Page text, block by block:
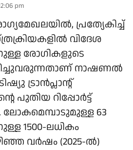
pm
പ്രത്യേകിച്ച്
വിദേശ
രോഗികളുടെ
നാഷണൽ
ട്രാൻപ്ലാന്റ്
റിപ്പോർട്ട്
ലോകമെമ്പാടുമുള്ള 63
1500-ലധികം
വർഷം (2025-ൽ)